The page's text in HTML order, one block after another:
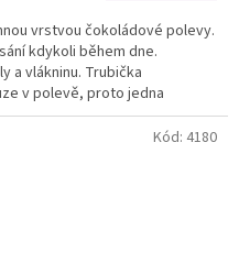
vrstvou čokoládové polevy.
kdykoli během dne.
a vlákninu. Trubička
v polevě, proto jedna
minimum.
Kód: 4180